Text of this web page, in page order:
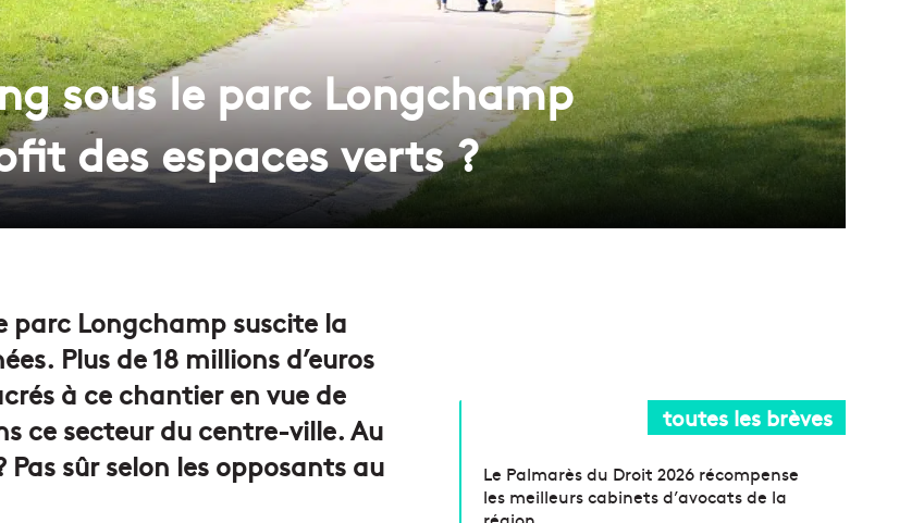
sous le parc Longchamp
des espaces verts ?
parc Longchamp suscite la
Plus de 18 millions d’euros
à ce chantier en vue de
ce secteur du centre-ville. Au
sûr selon les opposants au
toutes les brèves
Le Palmarès du Droit 2026 récompense
les meilleurs cabinets d’avocats de la